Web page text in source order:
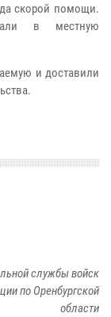
скорой помощи.
в местную
и доставили
службы войск
по Оренбургской
области